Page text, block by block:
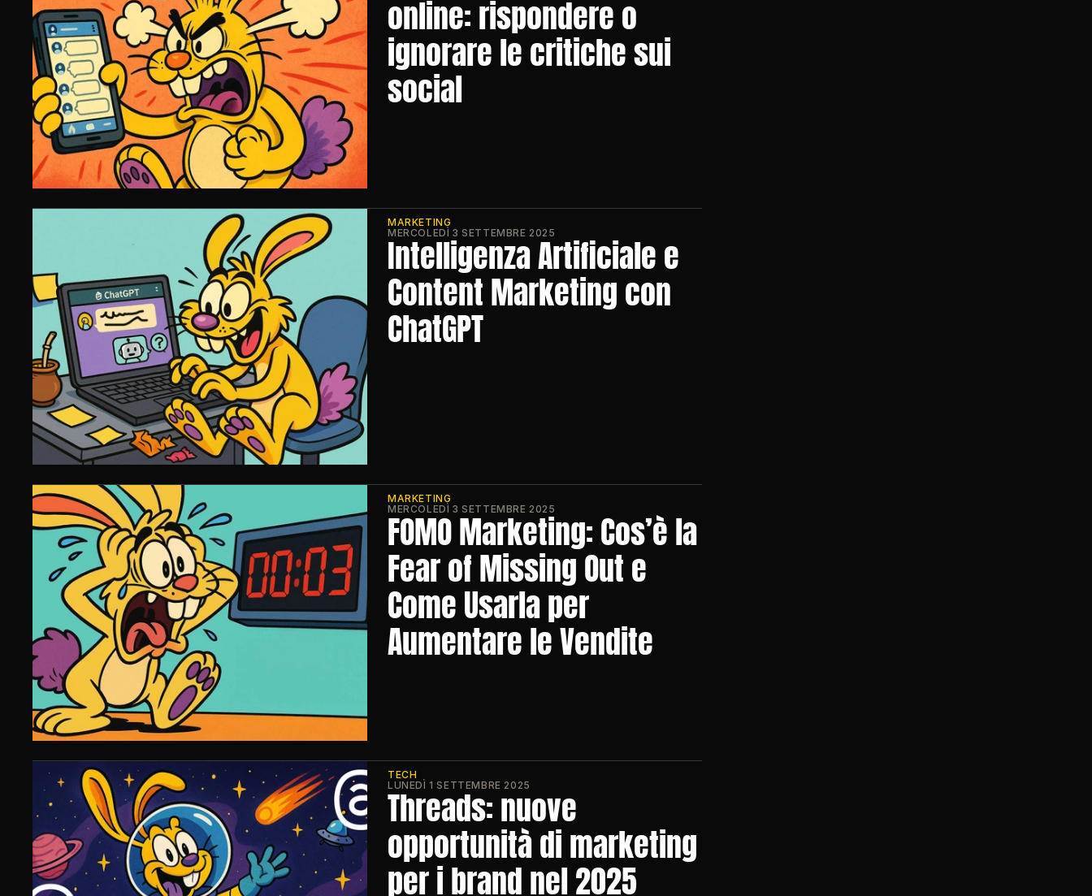
online: rispondere o
ignorare le critiche sui
social
MARKETING
MERCOLEDÌ 3 SETTEMBRE 2025
Intelligenza Artificiale e
Content Marketing con
ChatGPT
MARKETING
MERCOLEDÌ 3 SETTEMBRE 2025
FOMO Marketing: Cos’è la
Fear of Missing Out e
Come Usarla per
Aumentare le Vendite
TECH
LUNEDÌ 1 SETTEMBRE 2025
Threads: nuove
opportunità di marketing
per i brand nel 2025